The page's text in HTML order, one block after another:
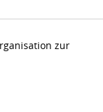
zur